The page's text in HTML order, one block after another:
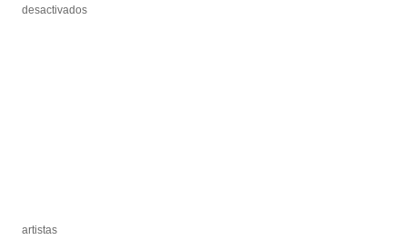
desactivadosen
desactivadosen
artistas
artistas